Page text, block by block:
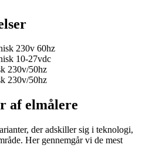
230v 60hz
10-27vdc
230v/50hz
230v/50hz
af elmålere
der adskiller sig i teknologi,
Her gennemgår vi de mest